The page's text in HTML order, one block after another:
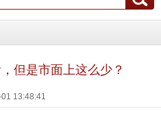
但是市面上这么少？
13:48:41